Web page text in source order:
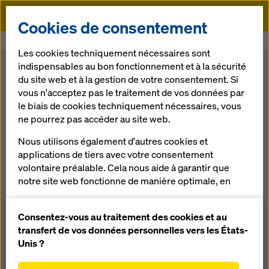
Doka
Coffrage
Doka propose des solutions decoffragepour tous les
domaines du BTP, qu’il s’agisse de résidentiel, de voies de
haut bâtiment du monde. Nous mettons à votre disposition
des systèmes et des composants de coffrages adaptés à
chacun de vos projets et répondant à toutes les exigences.
Que recherchez-vous ?
Cookies de consentement
Les cookies techniquement nécessaires sont
indispensables au bon fonctionnement et à la sécurité
du site web et à la gestion de votre consentement. Si
vous n'acceptez pas le traitement de vos données par
le biais de cookies techniquement nécessaires, vous
ne pourrez pas accéder au site web.
Nous utilisons également d'autres cookies et
applications de tiers avec votre consentement
volontaire préalable. Cela nous aide à garantir que
notre site web fonctionne de manière optimale, en
améliorer en permanence la fonctionnalité de
notre site web (cookies fonctionnels et
statistiques),
Consentez-vous au traitement des cookies et au
transfert de vos données personnelles vers les États-
Unis ?